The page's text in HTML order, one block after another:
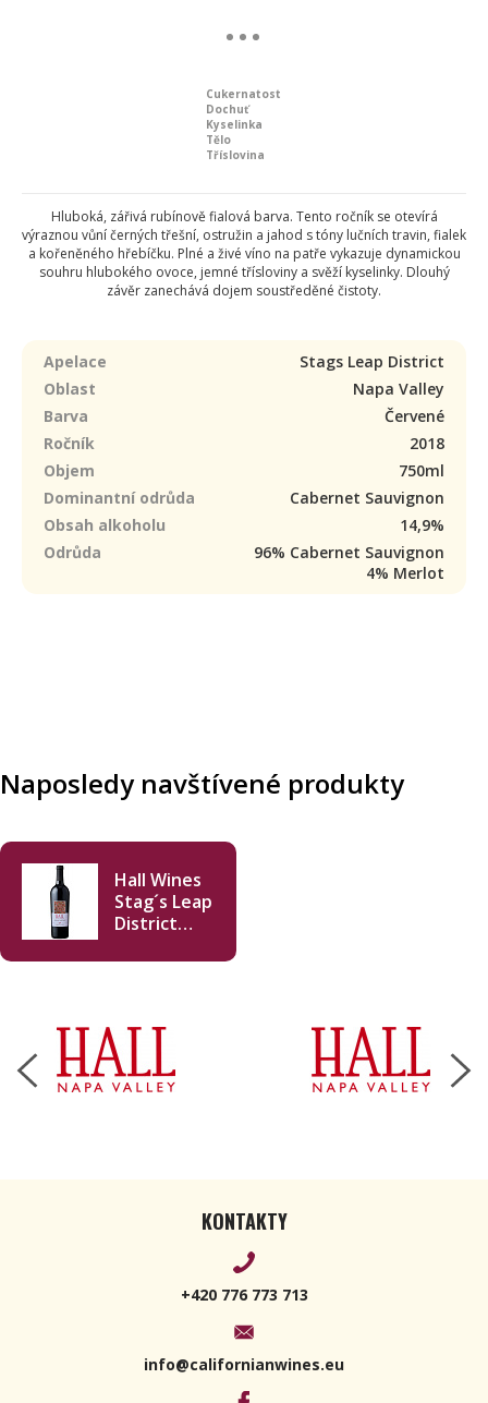
Cukernatost
Dochuť
Kyselinka
Tělo
Tříslovina
Hluboká, zářivá rubínově fialová barva. Tento ročník se otevírá
výraznou vůní černých třešní, ostružin a jahod s tóny lučních travin, fialek
a kořeněného hřebíčku. Plné a živé víno na patře vykazuje dynamickou
souhru hlubokého ovoce, jemné třísloviny a svěží kyselinky. Dlouhý
závěr zanechává dojem soustředěné čistoty.
Apelace
Stags Leap District
Oblast
Napa Valley
Barva
Červené
Ročník
2018
Objem
750ml
Dominantní odrůda
Cabernet Sauvignon
Obsah alkoholu
14,9%
Odrůda
96% Cabernet Sauvignon
4% Merlot
Naposledy navštívené produkty
Hall Wines
Stag´s Leap
District
Sauvignon
KONTAKTY
+420 776 773 713
info@californianwines.eu